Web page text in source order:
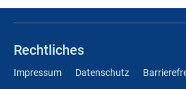
Rechtliches
Impressum Datenschutz